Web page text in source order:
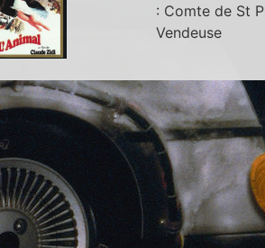
: Comte de St
Vendeuse